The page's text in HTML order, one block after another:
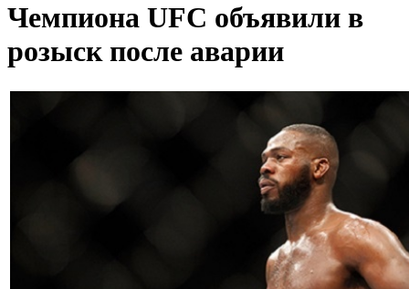
Чемпиона UFC объявили в
розыск после аварии